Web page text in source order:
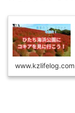
www.kzlifelog.com